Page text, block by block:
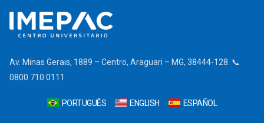
Av. Minas Gerais, 1889 – Centro, Araguari – MG, 38444-128. 📞
0800 710 0111
PORTUGUÊS ENGLISH ESPAÑOL